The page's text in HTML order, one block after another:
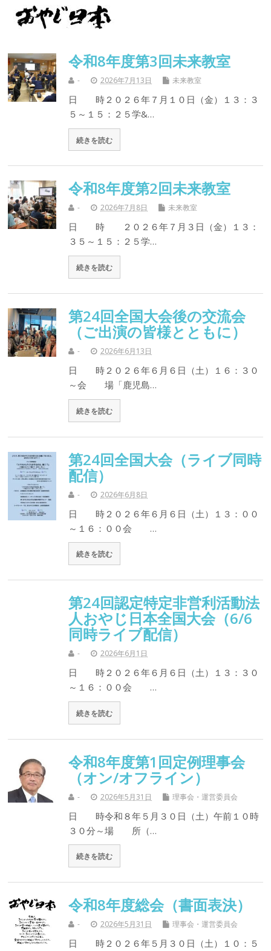
令和8年度第3回未来教室
- 2026年7月13日 未来教室
日 時２０２６年７月１０日（金）１３：３
５～１５：２５学&…
続きを読む
令和8年度第2回未来教室
- 2026年7月8日 未来教室
日 時 ２０２６年７月３日（金）１３：
３５～１５：２５学…
続きを読む
第24回全国大会後の交流会
（ご出演の皆様とともに）
- 2026年6月13日
日 時２０２６年６月６日（土）１６：３０
～会 場「鹿児島…
続きを読む
第24回全国大会（ライブ同時
配信）
- 2026年6月8日
日 時２０２６年６月６日（土）１３：００
～１６：００会 …
続きを読む
第24回認定特定非営利活動法
人おやじ日本全国大会（6/6
同時ライブ配信）
- 2026年6月1日
日 時２０２６年６月６日（土）１３：３０
～１６：００会 …
続きを読む
令和8年度第1回定例理事会
（オン/オフライン）
- 2026年5月31日 理事会・運営委員会
日 時令和８年５月３０日（土）午前１０時
３０分～場 所（…
続きを読む
令和8年度総会（書面表決）
- 2026年5月31日 理事会・運営委員会
日 時２０２６年５月３０日（土）１０：５